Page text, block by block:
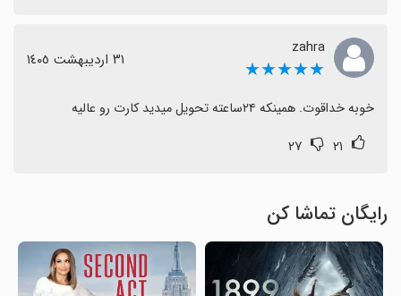
zahra
★★★★★ ٣١ اردیبهشت ١٤٠٥
خوبه خداقوت. همینکه ۲۴ساعته تحویل میدید کارت رو عالیه
۲۱ ۲۷
رایگان تماشا کن